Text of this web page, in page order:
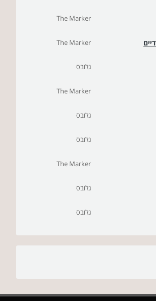
The Marker
The Marker
גלובס
The Marker
גלובס
גלובס
The Marker
גלובס
גלובס